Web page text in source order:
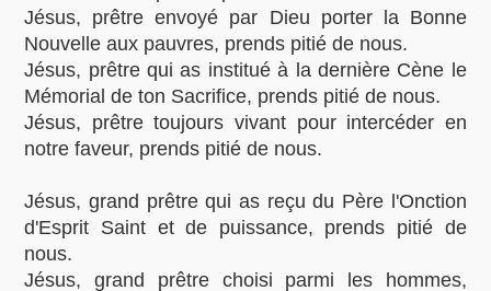
Jésus, prêtre envoyé par Dieu porter la Bonne
Nouvelle aux pauvres, prends pitié de nous.
Jésus, prêtre qui as institué à la dernière Cène le
Mémorial de ton Sacrifice, prends pitié de nous.
Jésus, prêtre toujours vivant pour intercéder en
notre faveur, prends pitié de nous.
Jésus, grand prêtre qui as reçu du Père l'Onction
d'Esprit Saint et de puissance, prends pitié de
nous.
Jésus, grand prêtre choisi parmi les hommes,